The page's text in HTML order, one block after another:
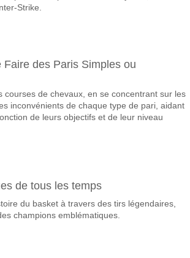
Floriana v Hibernians?
de 56%.
de 2-0 qui a un pourcentage de 19%.
Strike.
des Paris Simples ou
de chevaux, en se concentrant sur les
inconvénients de chaque type de pari, aidant
de leurs objectifs et de leur niveau
de tous les temps
du basket à travers des tirs légendaires,
champions emblématiques.